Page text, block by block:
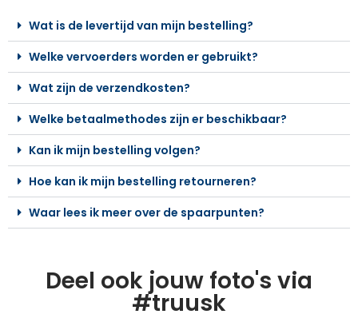
Wat is de levertijd van mijn bestelling?
Welke vervoerders worden er gebruikt?
Wat zijn de verzendkosten?
Welke betaalmethodes zijn er beschikbaar?
Kan ik mijn bestelling volgen?
Hoe kan ik mijn bestelling retourneren?
Waar lees ik meer over de spaarpunten?
Deel ook jouw foto's via
#truusk